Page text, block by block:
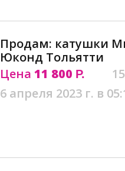
Продам: катушки
Юконд Тольятти
Цена 11 800 Р.
6 апреля 2023 г. в